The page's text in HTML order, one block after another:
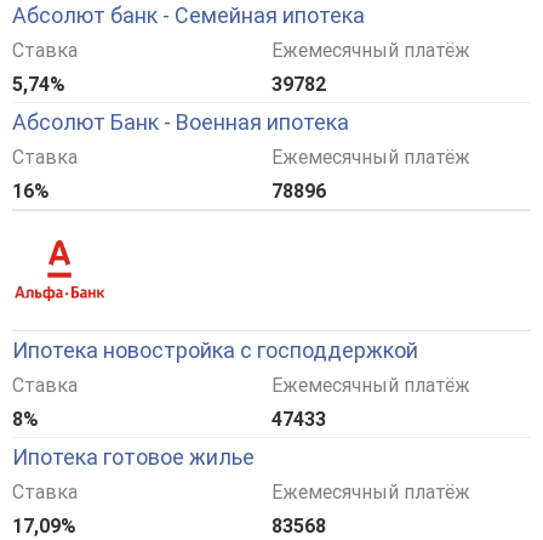
Абсолют банк - Семейная ипотека
Ставка
5,74%
Ежемесячный платёж
39782
Абсолют Банк - Военная ипотека
Ставка
16%
Ежемесячный платёж
78896
Ипотека новостройка с господдержкой
Ставка
8%
Ежемесячный платёж
47433
Ипотека готовое жилье
Ставка
17,09%
Ежемесячный платёж
83568